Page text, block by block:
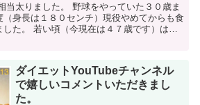
当太りました。 野球をやっていた３０歳ま
身長は１８０センチ）現役やめてからも食
た。 若い頃（今現在は４７歳です）は、
ダイエットYouTubeチャンネル
で嬉しいコメントいただきまし
た。